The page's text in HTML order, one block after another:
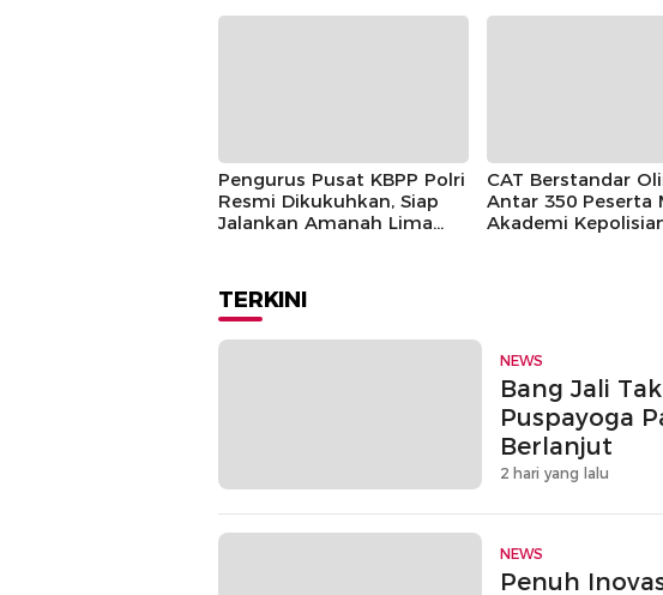
Pengurus Pusat KBPP Polri
Resmi Dikukuhkan, Siap
Jalankan Amanah Lima
CAT Berstandar
Antar 350 Peserta
Akademi
TERKINI
NEWS
Bang Jali
Puspayoga
Berlanjut
2 hari yang lalu
NEWS
Penuh